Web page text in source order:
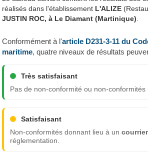
réalisés dans l'établissement L'ALIZE
JUSTIN ROC, à Le Diamant (Martinique)
Conformément à l'article D231-3-11 du
maritime, quatre niveaux de résultats
Très satisfaisant
Pas de non-conformité ou non-conformités
Satisfaisant
Non-conformités donnant lieu à un
réglementation.